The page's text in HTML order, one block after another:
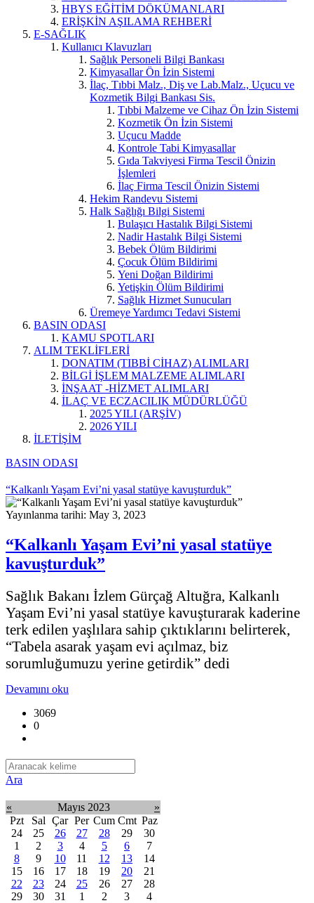
HBYS EĞİTİM DÖKÜMANLARI
ERİŞKİN AŞILAMA REHBERİ
E-SAĞLIK
Kullanıcı Klavuzları
Sağlık Personeli Bilgi Bankası
Kimyasallar Ön İzin Sistemi
İlaç, Tıbbi Malz., Diş ve Lab.Malz., Uçucu ve
Kozmetik Bilgi Bankası Sis.
Tıbbi Malzeme ve Cihaz Ön İzin Sistemi
Kozmetik Ön İzin Sistemi
Uçucu Madde
Kontrole Tabi Kimyasallar
Gıda Takviyesi Firma Tescil Önizin
İşlemleri
İlaç Firma Tescil Önizin Sistemi
Hekim Randevu Sistemi
Halk Sağlığı Bilgi Sistemi
Bulaşıcı Hastalık Bilgi Sistemi
Nadir Hastalık Bilgi Sistemi
Bebek Ölüm Bildirimi
Çocuk Ölüm Bildirimi
Yeni Doğan Bildirimi
Yetişkin Ölüm Bildirimi
Sağlık Hizmet Sunucuları
Üremeye Yardımcı Tedavi Sistemi
BASIN ODASI
KAMU SPOTLARI
ALIM TEKLİFLERİ
DONATIM (TIBBİ CİHAZ) ALIMLARI
BİLGİ İŞLEM MALZEME ALIMLARI
İNŞAAT -HİZMET ALIMLARI
İLAÇ VE ECZACILIK MÜDÜRLÜĞÜ
2025 YILI (ARŞİV)
2026 YILI
İLETİŞİM
BASIN ODASI
“Kalkanlı Yaşam Evi’ni yasal statüye kavuşturduk”
Yayınlanma tarihi: May 3, 2023
“Kalkanlı Yaşam Evi’ni yasal statüye
kavuşturduk”
Sağlık Bakanı İzlem Gürçağ Altuğra, Kalkanlı
Yaşam Evi’ni yasal statüye kavuşturarak kaderine
terk edilen yaşlılara sahip çıktıklarını belirterek,
“Tabela asarak yaşam evi açılmaz, biz
sorumluğumuzu yerine getirdik” dedi
Devamını oku
3069
0
Ara
« Mayıs 2023
»
Pzt
Sal Çar Per Cum Cmt Paz
24
25 26 27 28 29
30
1
2 3 4 5 6
7
8
9 10 11 12 13
14
15
16 17 18 19 20
21
22
23 24 25 26 27
28
29
30 31 1 2 3 4